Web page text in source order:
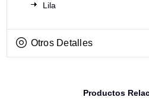
Lila
Otros Detalles
Productos